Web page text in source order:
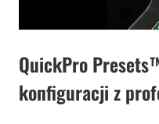
QuickPro
konfiguracji z